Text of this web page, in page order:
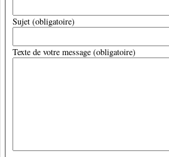
Sujet (obligatoire)
Texte de votre message (obligatoire)